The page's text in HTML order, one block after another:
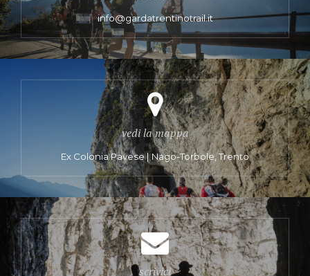
info@gardatrentinotrail.it
vedi la mappa
Ex Colonia Pavese | Nago-Torbole, Trento
scrivici